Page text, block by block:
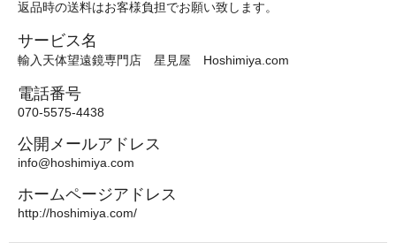
返品時の送料はお客様負担でお願い致します。
サービス名
輸入天体望遠鏡専門店 星見屋 Hoshimiya.com
電話番号
070-5575-4438
公開メールアドレス
info@hoshimiya.com
ホームページアドレス
http://hoshimiya.com/